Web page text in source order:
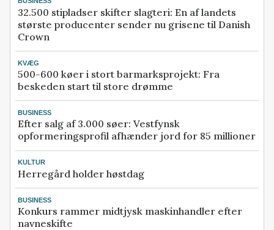
32.500 stipladser skifter slagteri: En af landets
største producenter sender nu grisene til Danish
Crown
KVÆG
500-600 køer i stort barmarksprojekt: Fra
beskeden start til store drømme
BUSINESS
Efter salg af 3.000 søer: Vestfynsk
opformeringsprofil afhænder jord for 85 millioner
KULTUR
Herregård holder høstdag
BUSINESS
Konkurs rammer midtjysk maskinhandler efter
navneskifte